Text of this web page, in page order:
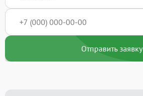
Отправить заявку